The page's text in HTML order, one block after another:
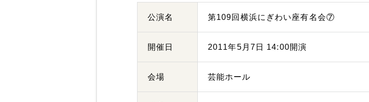
公演名 第109回横浜にぎわい座有名会⑦
開催日 2011年5月7日 14:00開演
会場 芸能ホール